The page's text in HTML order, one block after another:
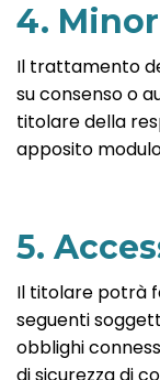
4.
Il trattamento
su consenso o
titolare della
apposito
5.
Il titolare potrà
seguenti
obblighi